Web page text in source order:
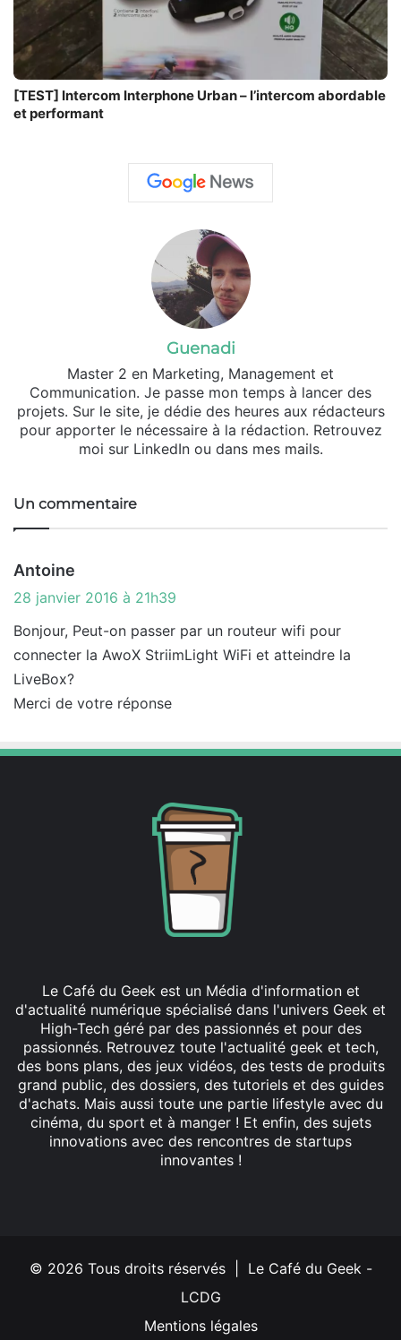
[TEST] Intercom Interphone Urban – l’intercom abordable
et performant
Guenadi
Master 2 en Marketing, Management et
Communication. Je passe mon temps à lancer des
projets. Sur le site, je dédie des heures aux rédacteurs
pour apporter le nécessaire à la rédaction. Retrouvez
moi sur LinkedIn ou dans mes mails.
Un commentaire
Antoine
i
28 janvier 2016 à 21h39
Bonjour, Peut-on passer par un routeur wifi pour
connecter la AwoX StriimLight WiFi et atteindre la
LiveBox?
Merci de votre réponse
Le Café du Geek est un Média d'information et
d'actualité numérique spécialisé dans l'univers Geek et
High-Tech géré par des passionnés et pour des
passionnés. Retrouvez toute l'actualité geek et tech,
des bons plans, des jeux vidéos, des tests de produits
grand public, des dossiers, des tutoriels et des guides
d'achats. Mais aussi toute une partie lifestyle avec du
cinéma, du sport et à manger ! Et enfin, des sujets
innovations avec des rencontres de startups
innovantes !
© 2026 Tous droits réservés | Le Café du Geek -
LCDG
Mentions légales